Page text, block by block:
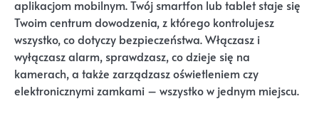
aplikacjom mobilnym. Twój smartfon lub tablet staje się
Twoim centrum dowodzenia, z którego kontrolujesz
wszystko, co dotyczy bezpieczeństwa. Włączasz i
wyłączasz alarm, sprawdzasz, co dzieje się na
kamerach, a także zarządzasz oświetleniem czy
elektronicznymi zamkami – wszystko w jednym miejscu.